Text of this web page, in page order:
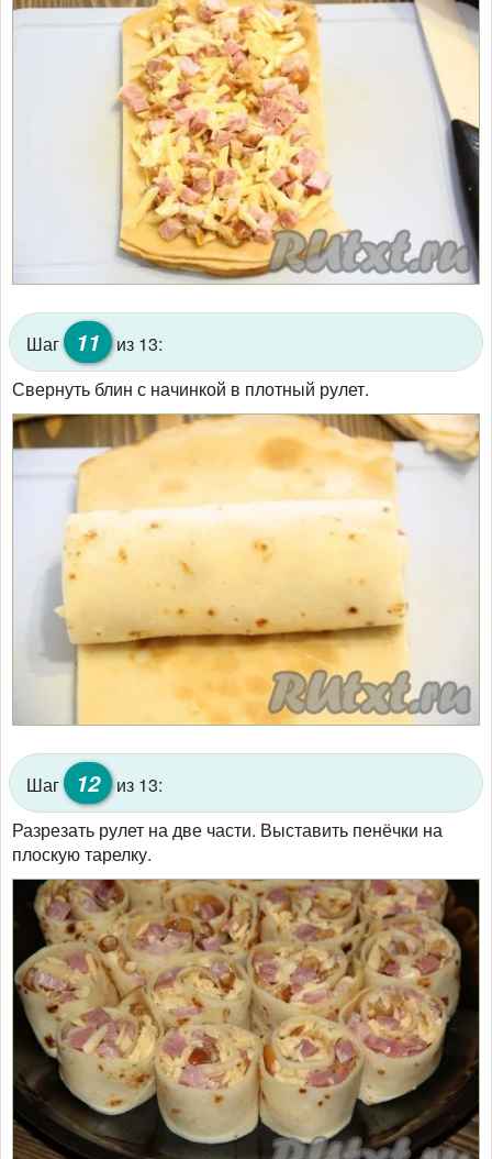
Шаг 11 из 13:
Свернуть блин с начинкой в плотный рулет.
Шаг 12 из 13:
Разрезать рулет на две части. Выставить пенёчки на
плоскую тарелку.